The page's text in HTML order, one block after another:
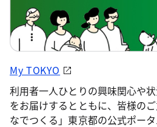
My TOKYO
利用者一人ひとりの興味関心や
をお届けするとともに、皆様の
なでつくる」東京都の公式ポータ